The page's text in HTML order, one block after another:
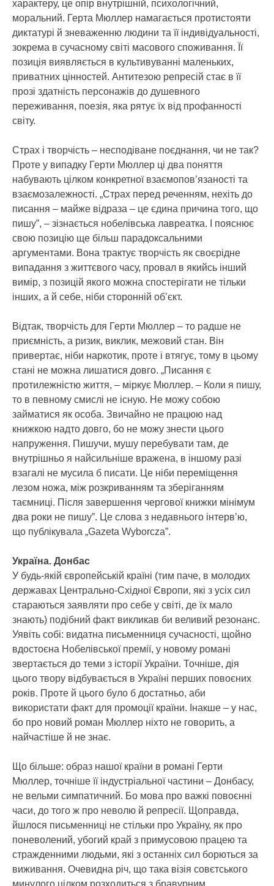
характеру, це опір внутрішній, психологічний,
моральний. Герта Мюллер намагається протистояти
диктатурі й зневаженню людини та її індивідуальності,
зокрема в сучасному світі масового споживання. Її
позиція виявляється в культивуванні маленьких,
приватних цінностей. Антитезою репресій стає в її
прозі здатність персонажів до душевного
переживання, поезія, яка рятує їх від профанності
світу.
Страх і творчість – несподіване поєднання, чи не так?
Проте у випадку Герти Мюллер ці два поняття
набувають цілком конкретної взаємопов’язаності та
взаємозалежності. „Страх перед реченням, нехіть до
писання – майже відраза – це єдина причина того, що
пишу”, – зізнається нобелівська лавреатка. І пояснює
свою позицію ще більш парадоксальними
аргументами. Вона трактує творчість як своєрідне
випадання з життєвого часу, провал в якийсь інший
вимір, з позицій якого можна спостерігати не тільки
інших, а й себе, ніби сторонній об’єкт.
Відтак, творчість для Герти Мюллер – то радше не
приємність, а ризик, виклик, межовий стан. Він
привертає, ніби наркотик, проте і втягує, тому в цьому
стані не можна лишатися довго. „Писання є
протилежністю життя, – міркує Мюллер. – Коли я пишу,
то в певному смислі не існую. Не можу собою
займатися як особа. Звичайно не працюю над
книжкою надто довго, бо не можу знести цього
напруження. Пишучи, мушу перебувати там, де
внутрішньо я найсильніше вражена, в іншому разі
взагалі не мусила б писати. Це ніби переміщення
лезом ножа, між розкриванням та зберіганням
таємниці. Після завершення чергової книжки мінімум
два роки не пишу”. Це слова з недавнього інтерв’ю,
що публікувала „Gazeta Wyborcza”.
Україна. Донбас
У будь-якій європейській країні (тим паче, в молодих
державах Центрально-Східної Європи, які з усіх сил
стараються заявляти про себе у світі, де їх мало
знають) подібний факт викликав би веливий резонанс.
Уявіть собі: видатна письменниця сучасності, щойно
вдостоєна Нобелівської премії, у новому романі
звертається до теми з історії України. Точніше, дія
цього твору відбувається в Україні перших повоєних
років. Проте й цього було б достатньо, аби
використати факт для промоції країни. Інакше – у нас,
бо про новий роман Мюллер ніхто не говорить, а
найчастіше й не знає.
Що більше: образ нашої країни в романі Герти
Мюллер, точніше її індустріальної частини – Донбасу,
не вельми симпатичний. Бо мова про важкі повоєнні
часи, до того ж про неволю й репресії. Щоправда,
йшлося письменниці не стільки про Україну, як про
поневолений, убогий край з примусовою працею та
стражденними людьми, які з останніх сил борються за
виживання. Очевидна річ, що така візія совєтського
минулого цілком розходиться з бравурним